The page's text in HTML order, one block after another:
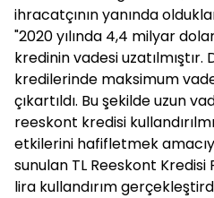
ihracatçının yanında
"2020 yılında 4,4 milyar
kredinin vadesi uzatılmıştır.
kredilerinde maksimum
çıkartıldı. Bu şekilde uzun
reeskont kredisi
etkilerini hafifletmek
sunulan TL Reeskont Kredisi
lira kullandırım